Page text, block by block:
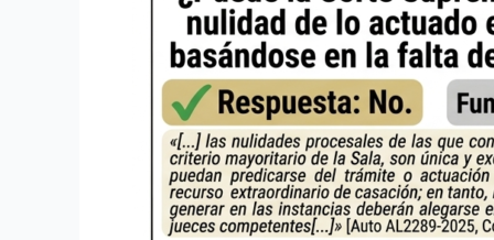
Corte
Suprema
declarar
nulidad
actuado